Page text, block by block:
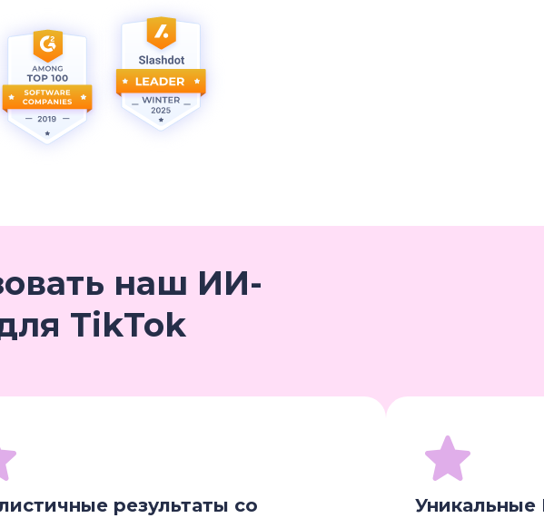
наш ИИ-
TikTok
результаты со